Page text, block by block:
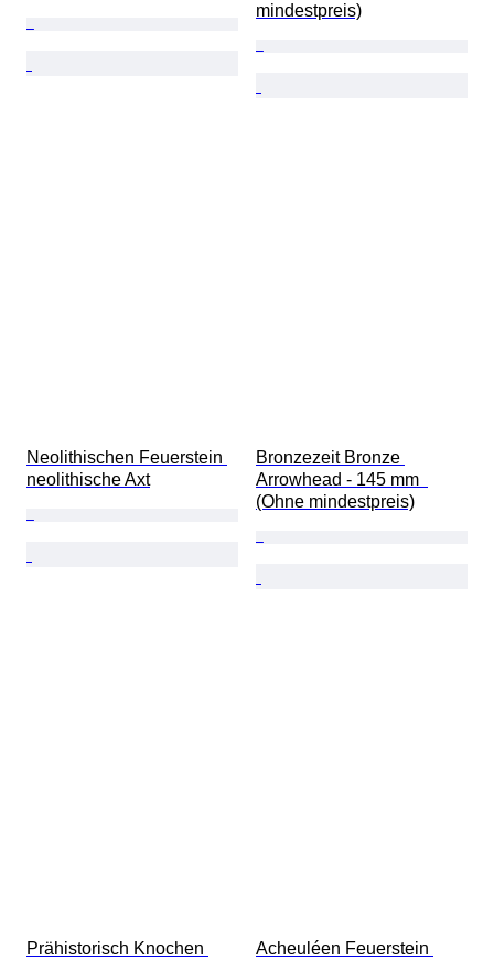
mindestpreis)
Neolithischen Feuerstein
neolithische Axt
Bronzezeit Bronze
Arrowhead - 145 mm
(Ohne mindestpreis)
Prähistorisch Knochen
Acheuléen Feuerstein